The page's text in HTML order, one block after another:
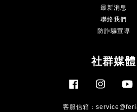
最新消息
聯絡我們
防詐騙宣導
社群媒體
Facebook Instagram
客服信箱：